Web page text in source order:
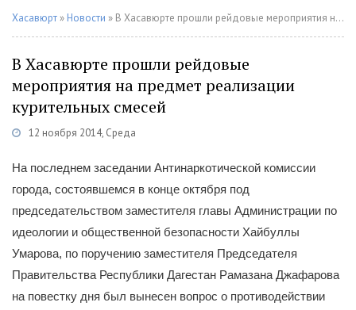
Хасавюрт » Новости » В Хасавюрте прошли рейдовые мероприятия на предмет реализации курительных смесей
В Хасавюрте прошли рейдовые
мероприятия на предмет реализации
курительных смесей
12 ноября 2014, Среда
На последнем заседании Антинаркотической комиссии
города, состоявшемся в конце октября под
председательством заместителя главы Администрации по
идеологии и общественной безопасности Хайбуллы
Умарова, по поручению заместителя Председателя
Правительства Республики Дагестан Рамазана Джафарова
на повестку дня был вынесен вопрос о противодействии